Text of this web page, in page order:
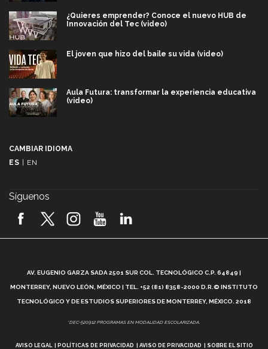
¿Quieres emprender? Conoce el nuevo HUB de
Innovación del Tec (video)
El joven que hizo del baile su vida (video)
Aula Futura: transformar la experiencia educativa
(video)
2026! (video)
¿Cómo es el Modelo Educativo Tec? (video)
Vida Tec: Feminismo e Inteligencia Artificial, Paola
CAMBIAR IDIOMA
ES
EN
Síguenos
AV. EUGENIO GARZA SADA 2501 SUR COL. TECNOLÓGICO C.P. 64849 |
MONTERREY, NUEVO LEÓN, MÉXICO | TEL. +52 (81) 8358-2000 D.R.© INSTITUTO
TECNOLÓGICO Y DE ESTUDIOS SUPERIORES DE MONTERREY, MÉXICO. 2018
*DEC-520912 PROGRAMAS EN MODALIDAD ESCOLARIZADA.
AVISO LEGAL POLÍTICAS DE PRIVACIDAD AVISO DE PRIVACIDAD SOBRE EL SITIO